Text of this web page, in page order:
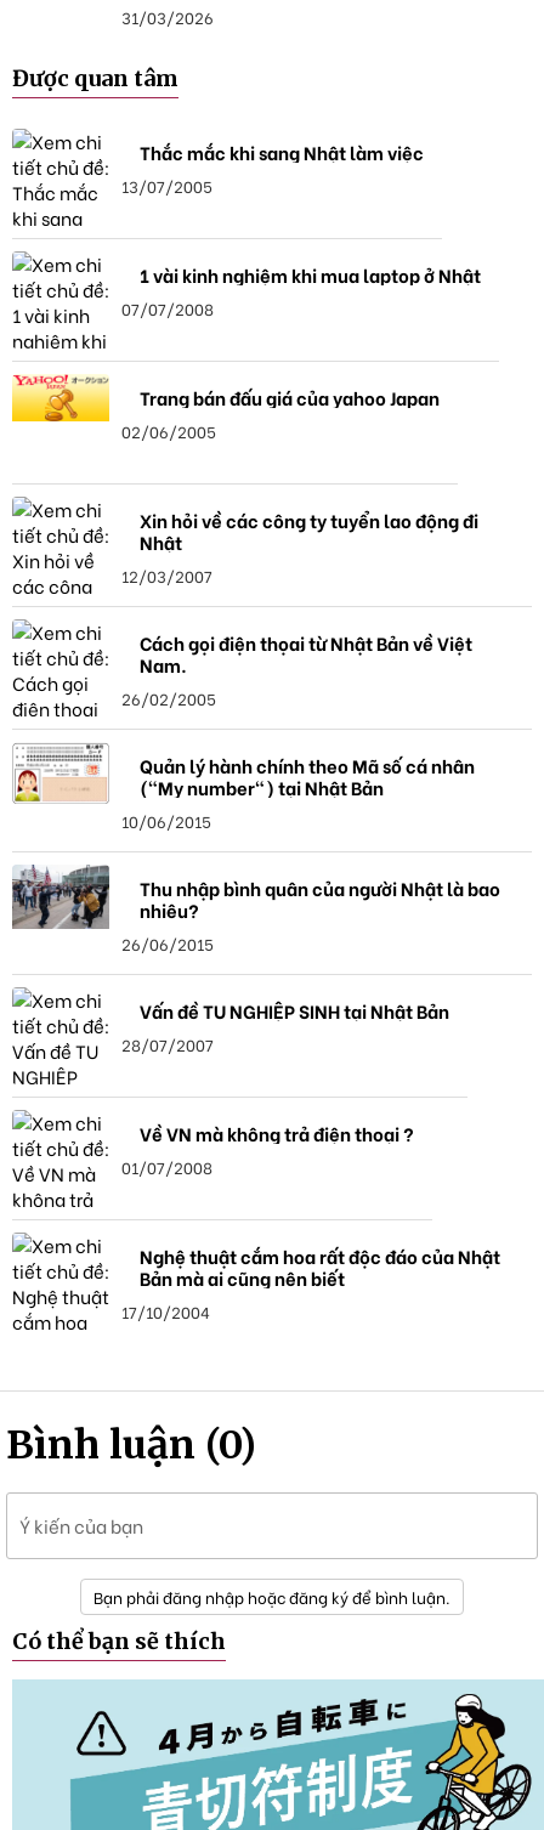
31/03/2026
Được quan tâm
Thắc mắc khi sang Nhật làm việc
13/07/2005
1 vài kinh nghiệm khi mua laptop ở Nhật
07/07/2008
Trang bán đấu giá của yahoo Japan
02/06/2005
Xin hỏi về các công ty tuyển lao động đi
Nhật
12/03/2007
Cách gọi điện thọai từ Nhật Bản về Việt
Nam.
26/02/2005
Quản lý hành chính theo Mã số cá nhân
("My number") tại Nhật Bản
10/06/2015
Thu nhập bình quân của người Nhật là bao
nhiêu?
26/06/2015
Vấn đề TU NGHIỆP SINH tại Nhật Bản
28/07/2007
Về VN mà không trả điện thoại ?
01/07/2008
Nghệ thuật cắm hoa rất độc đáo của Nhật
Bản mà ai cũng nên biết
17/10/2004
Bình luận (0)
Ý kiến của bạn
Bạn phải đăng nhập hoặc đăng ký để bình luận.
Có thể bạn sẽ thích